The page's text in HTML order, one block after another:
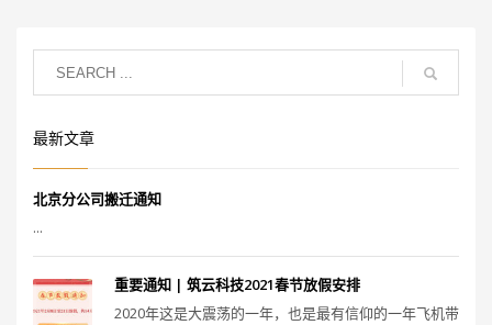
最新文章
北京分公司搬迁通知
...
重要通知 | 筑云科技2021春节放假安排
2020年这是大震荡的一年，也是最有信仰的一年飞机带